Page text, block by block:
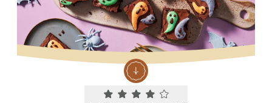
Current rating 4.3. Click to rate.